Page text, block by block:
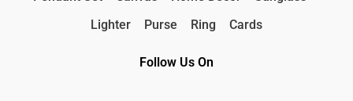
Lighter
Purse Ring Cards
Follow Us On